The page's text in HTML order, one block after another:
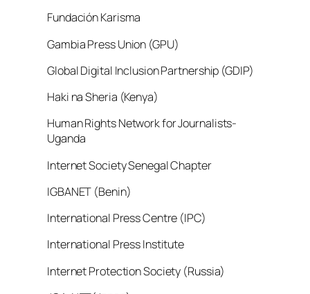
Fundación Karisma
Gambia Press Union (GPU)
Global Digital Inclusion Partnership (GDIP)
Haki na Sheria (Kenya)
Human Rights Network for Journalists-
Uganda
Internet Society Senegal Chapter
IGBANET (Benin)
International Press Centre (IPC)
International Press Institute
Internet Protection Society (Russia)